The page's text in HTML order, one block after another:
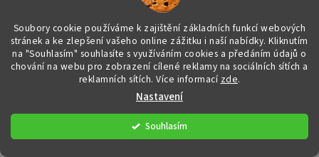
Soubory cookie používáme k zajištění základních funkcí webových
stránek a ke zlepšení vašeho online zážitku i naší nabídky. Kliknutím
na "Souhlasím" souhlasíte s využíváním cookies a předáním údajů o
chování na webu pro zobrazení cílené reklamy na sociálních sítích a
reklamních sítích. Více informací zde.
Nastavení
Souhlasím